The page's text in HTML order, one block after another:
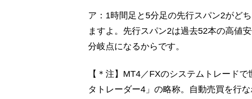
ア：1時間足と5分足の先行スパン2がど
ますよ。先行スパン2は過去52本の高値
分岐点になるからです。
【＊注】MT4／FXのシステムトレード
タトレーダー4」の略称。自動売買を行